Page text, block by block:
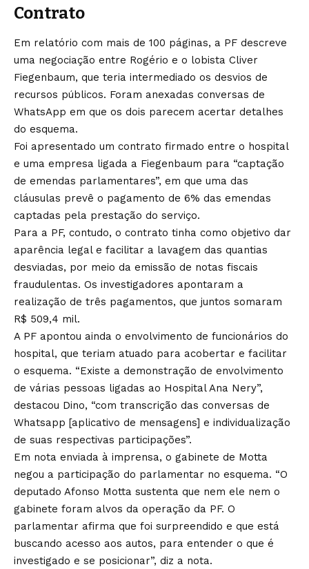
Contrato
Em relatório com mais de 100 páginas, a PF descreve
uma negociação entre Rogério e o lobista Cliver
Fiegenbaum, que teria intermediado os desvios de
recursos públicos. Foram anexadas conversas de
WhatsApp em que os dois parecem acertar detalhes
do esquema.
Foi apresentado um contrato firmado entre o hospital
e uma empresa ligada a Fiegenbaum para “captação
de emendas parlamentares”, em que uma das
cláusulas prevê o pagamento de 6% das emendas
captadas pela prestação do serviço.
Para a PF, contudo, o contrato tinha como objetivo dar
aparência legal e facilitar a lavagem das quantias
desviadas, por meio da emissão de notas fiscais
fraudulentas. Os investigadores apontaram a
realização de três pagamentos, que juntos somaram
R$ 509,4 mil.
A PF apontou ainda o envolvimento de funcionários do
hospital, que teriam atuado para acobertar e facilitar
o esquema. “Existe a demonstração de envolvimento
de várias pessoas ligadas ao Hospital Ana Nery”,
destacou Dino, “com transcrição das conversas de
Whatsapp [aplicativo de mensagens] e individualização
de suas respectivas participações”.
Em nota enviada à imprensa, o gabinete de Motta
negou a participação do parlamentar no esquema. “O
deputado Afonso Motta sustenta que nem ele nem o
gabinete foram alvos da operação da PF. O
parlamentar afirma que foi surpreendido e que está
buscando acesso aos autos, para entender o que é
investigado e se posicionar”, diz a nota.